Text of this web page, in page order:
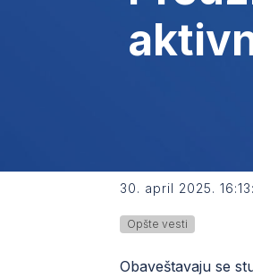
30. april 2025.
Opšte vesti
Obaveštavaju se